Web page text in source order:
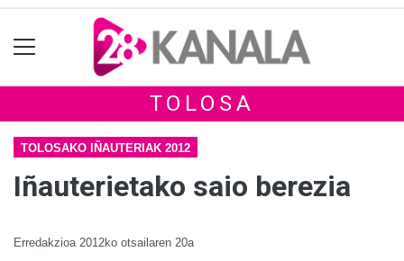
TOLOSA
TOLOSAKO IÑAUTERIAK 2012
Iñauterietako saio berezia
Erredakzioa 2012ko otsailaren 20a